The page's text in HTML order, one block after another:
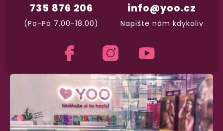
100% diskrétní balení
Nikdo nepozná, co jste si objednali. Mrkněte,
Dodání do 2. dne
Na rychlosti záleží! Vše důležité máme
a okamžitě odesíláme.
info@yoo.cz
Napište nám kdykoliv
735 876 206
(Po-Pá 7.00-18.00)